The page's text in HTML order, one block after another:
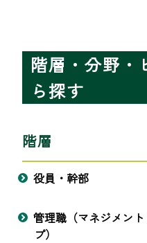
階層・分野・
ら探す
階層
役員・幹部
管理職（マネジメン
プ）